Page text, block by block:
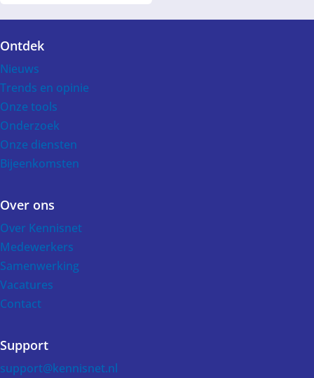
Voet
Ontdek
Nieuws
Trends en opinie
Onze tools
Onderzoek
Onze diensten
Bijeenkomsten
Over ons
Over Kennisnet
Medewerkers
Samenwerking
Vacatures
Contact
Support
support@kennisnet.nl